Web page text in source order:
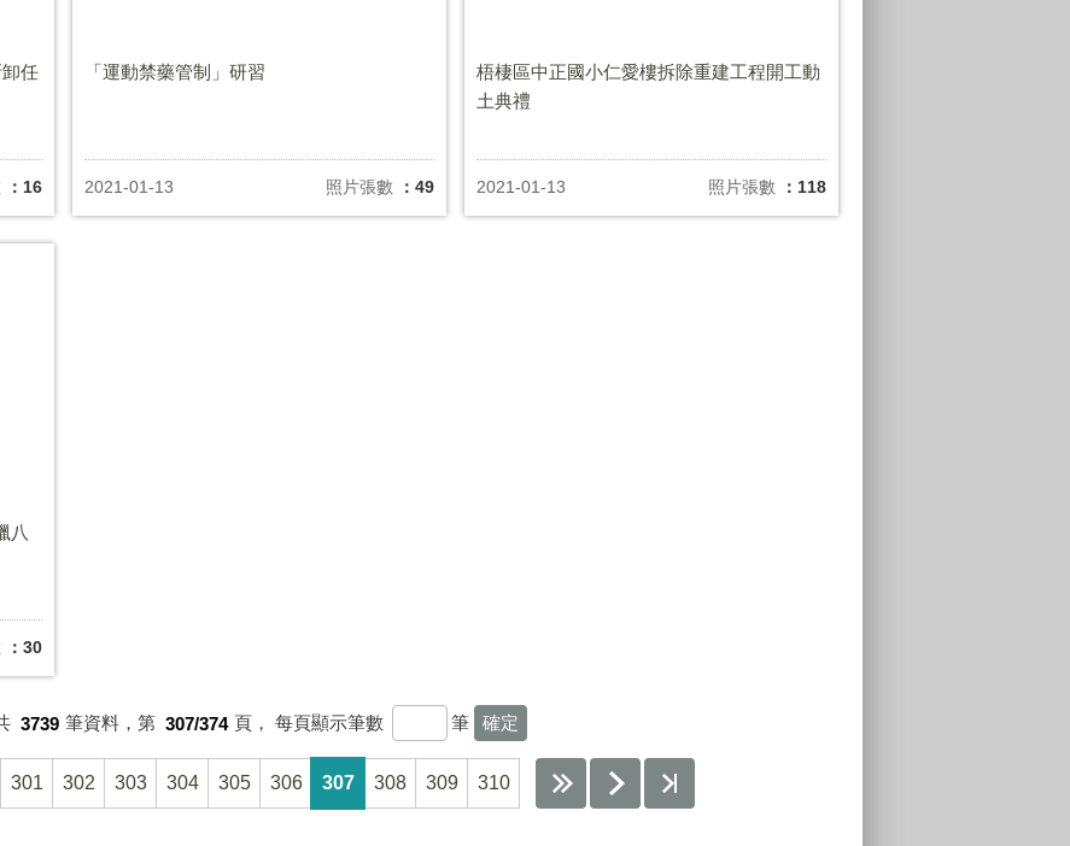
任
：16
「運動禁藥管制」研習
2021-01-13 照片張數 ：49
梧棲區中正國小仁愛樓拆除重建工程開工動
土典禮
2021-01-13 照片張數 ：118
八
：30
3739 筆資料，第 307/374 頁， 每頁顯示筆數 筆
301 302 303 304 305 306 307 308 309 310